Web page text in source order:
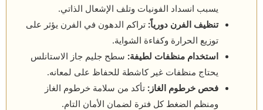
يسبب انسداد الفونيات وتلف الإشعال الذاتي.
تنظيف الفرن دورياً: تراكم الدهون في الفرن يؤثر على
توزيع الحرارة وكفاءة الشواية.
استخدام منظفات لطيفة: سطح جليم جاز الاستانلس
يحتاج منظفات غير كاشطة للحفاظ على لمعانه.
فحص خرطوم الغاز: تأكد من سلامة خرطوم الغاز
ومنظم الضغط كل فترة لضمان الأمان التام.